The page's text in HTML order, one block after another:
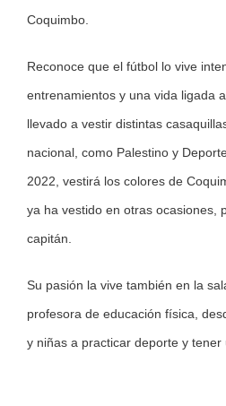
Coquimbo.
Reconoce que el fútbol lo vive
entrenamientos y una vida ligada
llevado a vestir distintas
nacional, como Palestino y
2022, vestirá los colores de
ya ha vestido en otras ocasiones,
capitán.
Su pasión la vive también en la
profesora de educación física,
y niñas a practicar deporte y tener